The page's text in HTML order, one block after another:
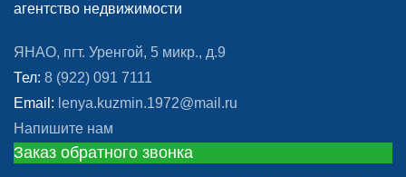
агентство недвижимости
ЯНАО, пгт. Уренгой, 5 микр., д.9
Тел: 8 (922) 091 7111
Email: lenya.kuzmin.1972@mail.ru
Напишите нам
Заказ обратного звонка